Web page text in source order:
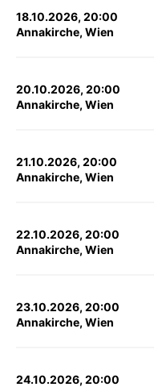
18.10.2026, 20:00
Annakirche, Wien
20.10.2026, 20:00
Annakirche, Wien
21.10.2026, 20:00
Annakirche, Wien
22.10.2026, 20:00
Annakirche, Wien
23.10.2026, 20:00
Annakirche, Wien
24.10.2026, 20:00